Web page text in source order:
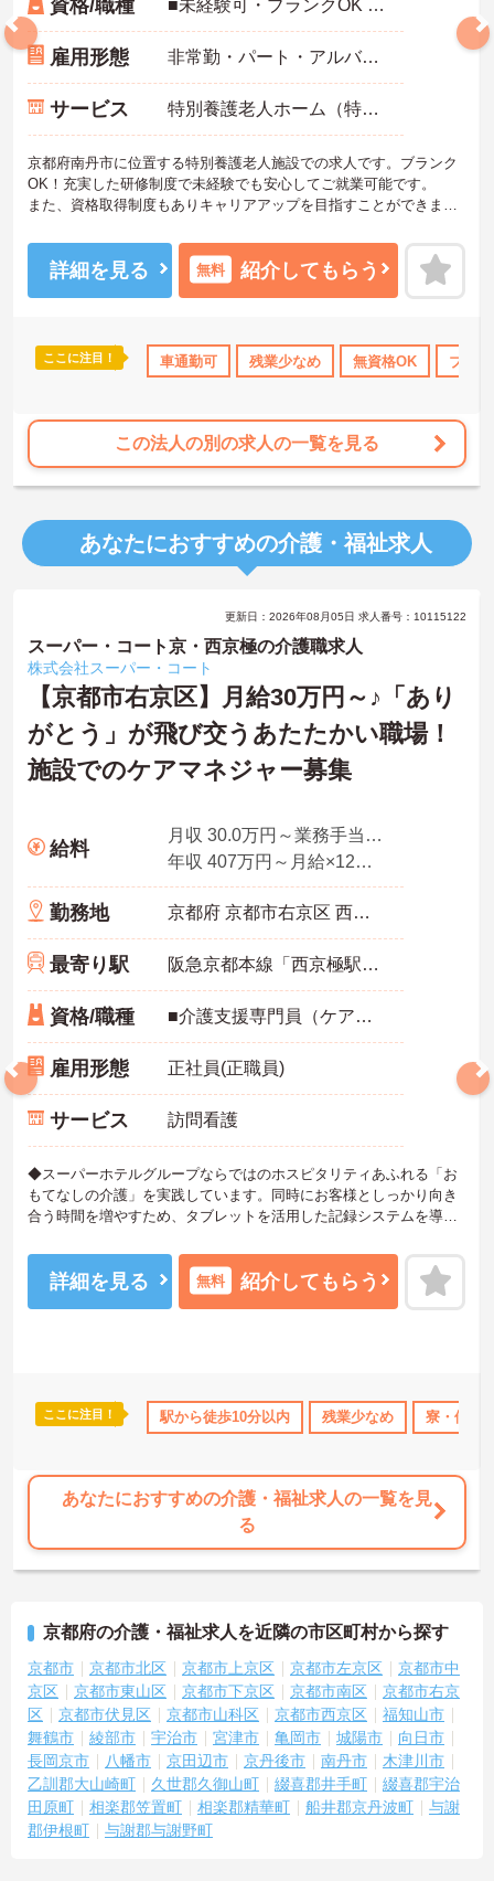
ンクOK 研修制度あり 産休･育休･介護休暇取得実績あり 社会
資格/職種 ■未経験可・ブランクOK ■介護職員初任者研修（旧ヘルパー2級）以上必須 ＜歓迎要件＞ ■経験者、資格取得者
雇用形態 非常勤・パート・アルバイト
サービス 特別養護老人ホーム（特養）
京都府南丹市に位置する特別養護老人施設での求人です。ブランク
OK！充実した研修制度で未経験でも安心してご就業可能です。
また、資格取得制度もありキャリアアップを目指すことができま
案内しますのでお気軽にご相談ください！
詳細を見る 無料 紹介してもらう
ここに注目！ 車通勤可 残業少なめ 無資格OK ブラ
この法人の別の求人の一覧を見る
あなたにおすすめの介護・福祉求人
日以上 高収入 ボーナス・賞与あり 社会保険完備 交通
更新日：2026年08月05日 求人番号：10115122
スーパー・コート京・西京極の介護職求人
株式会社スーパー・コート
【京都市右京区】月給30万円～♪「あり
がとう」が飛び交うあたたかい職場！
施設でのケアマネジャー募集
給料
月収 30.0万円～業務手当＋職務手当＋資格手当を含む
年収 407万円～月給×12ヶ月＋賞与
勤務地 京都府 京都市右京区 西京極畔勝町55
最寄り駅 阪急京都本線「西京極駅」徒歩7分
資格/職種 ■介護支援専門員（ケアマネジャー） ※経験不問、介護支援専門員業務経験あれば尚可 ※ブランク可
雇用形態 正社員(正職員)
サービス 訪問看護
◆スーパーホテルグループならではのホスピタリティあふれる「お
もてなしの介護」を実践しています。同時にお客様としっかり向き
合う時間を増やすため、タブレットを活用した記録システムを導入
寄り添えるやりがいのあるお仕事です。
◆部署や施設を超えてスタッフ同士で「ありがとう」のバッジを送
り合える「サンクスバッジ」制度があります。社内全体で毎月1万50
◆プロの介護集団を目指す独自の介護技術認定制度「ケアマイスタ
ー」あり！また半年に1回「目標管理シート」を作成し、月に1回上
詳細を見る 無料 紹介してもらう
ここに注目！ 駅から徒歩10分以内 残業少なめ 寮・借り
あなたにおすすめの介護・福祉求人の一覧を見
る
京都府の介護・福祉求人を近隣の市区町村から探す
京都市 京都市北区 京都市上京区 京都市左京区
京都市中
京区
京都市東山区 京都市下京区 京都市南区
京都市右京
区
京都市伏見区 京都市山科区 京都市西京区
福知山市
舞鶴市
綾部市 宇治市 宮津市 亀岡市 城陽市
向日市
長岡京市
八幡市 京田辺市 京丹後市 南丹市
木津川市
乙訓郡大山崎町
久世郡久御山町 綴喜郡井手町
綴喜郡宇治
田原町
相楽郡笠置町 相楽郡精華町 船井郡京丹波町
与謝
郡伊根町
与謝郡与謝野町